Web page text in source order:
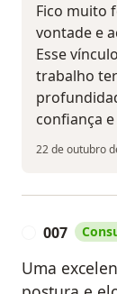
Fico muito
vontade e
Esse
trabalho
confiança
22 de outubro
007
Uma